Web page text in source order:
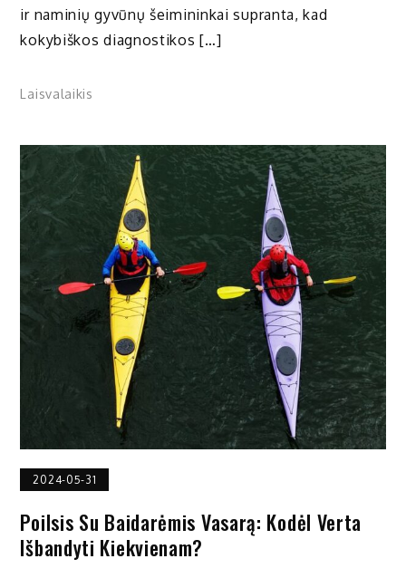
ir naminių gyvūnų šeimininkai supranta, kad
kokybiškos diagnostikos […]
Laisvalaikis
2024-05-31
Poilsis Su Baidarėmis Vasarą: Kodėl Verta
Išbandyti Kiekvienam?